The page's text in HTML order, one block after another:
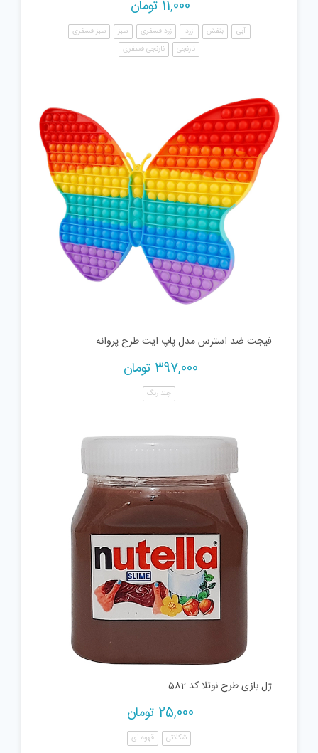
11,000 تومان
آبی بنفش زرد زرد فسفری سبز
سبز فسفری
نارنجی
نارنجی فسفری
فیجت ضد استرس مدل پاپ ایت طرح پروانه
397,000 تومان
چند رنگ
ژل بازی طرح نوتلا کد 582
25,000 تومان
شکلاتی قهوه ای